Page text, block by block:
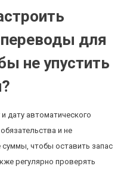
для
не упустить
дату автоматического
и не
чтобы оставить запас
регулярно проверять